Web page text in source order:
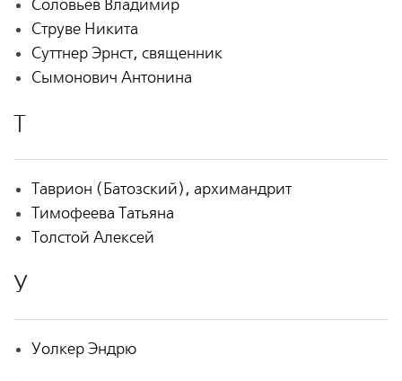
Соловьев Владимир
Струве Никита
Суттнер Эрнст, священник
Сымонович Антонина
Т
Таврион (Батозский), архимандрит
Тимофеева Татьяна
Толстой Алексей
У
Уолкер Эндрю